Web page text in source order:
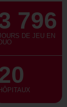
796
DE JEU EN